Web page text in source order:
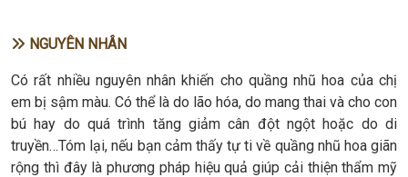
NGUYÊN NHÂN
Có rất nhiều nguyên nhân khiến cho quầng nhũ hoa của chị
em bị sậm màu. Có thể là do lão hóa, do mang thai và cho con
bú hay do quá trình tăng giảm cân đột ngột hoặc do di
truyền…Tóm lại, nếu bạn cảm thấy tự ti về quầng nhũ hoa giãn
rộng thì đây là phương pháp hiệu quả giúp cải thiện thẩm mỹ